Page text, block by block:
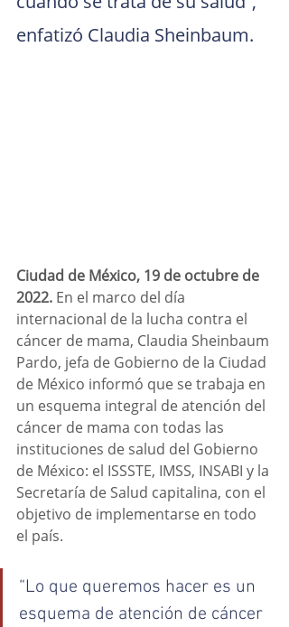
enfatizó Claudia Sheinbaum.
Ciudad de México, 19 de octubre de
2022. En el marco del día
internacional de la lucha contra el
cáncer de mama, Claudia Sheinbaum
Pardo, jefa de Gobierno de la Ciudad
de México informó que se trabaja en
un esquema integral de atención del
cáncer de mama con todas las
instituciones de salud del Gobierno
de México: el ISSSTE, IMSS, INSABI y la
Secretaría de Salud capitalina, con el
objetivo de implementarse en todo
el país.
“Lo que queremos hacer es un
esquema de atención de cáncer